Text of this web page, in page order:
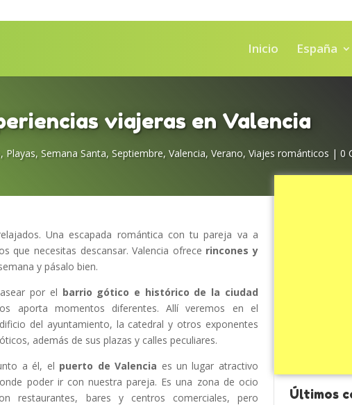
Inicio España
viajeras en Valencia
, Playas, Semana Santa, Septiembre, Valencia, Verano, Viajes románticos | 0
Una escapada romántica con tu pareja va a
que necesitas descansar. Valencia ofrece rincones y
y pásalo bien.
por el barrio gótico e histórico de la ciudad
aporta momentos diferentes. Allí veremos en el
del ayuntamiento, la catedral y otros exponentes
además de sus plazas y calles peculiares.
a él, el puerto de Valencia es un lugar atractivo
poder ir con nuestra pareja. Es una zona de ocio
restaurantes, bares y centros comerciales, pero
Últimos